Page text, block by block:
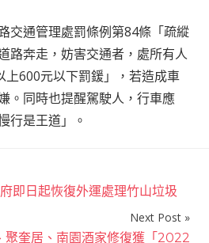
交通管理處罰條例第84條「疏縱
路奔走，妨害交通者，處所有人
上600元以下罰鍰」，若造成車
。同時也提醒駕駛人，行車應
行是王道」。
即日起恢復外運處理竹山垃圾
Next Post
聚奎居、南園酒家修復獲「2022